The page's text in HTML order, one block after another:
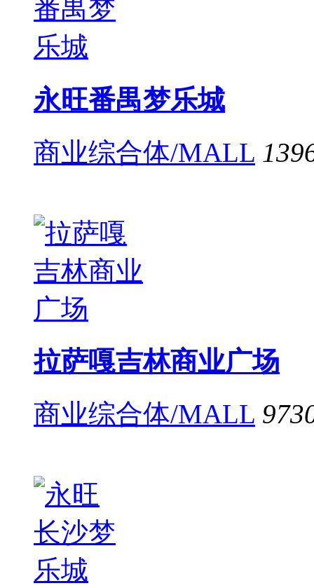
永旺番禺梦乐城
商业综合体/MALL
拉萨嘎吉林商业广场
商业综合体/MALL